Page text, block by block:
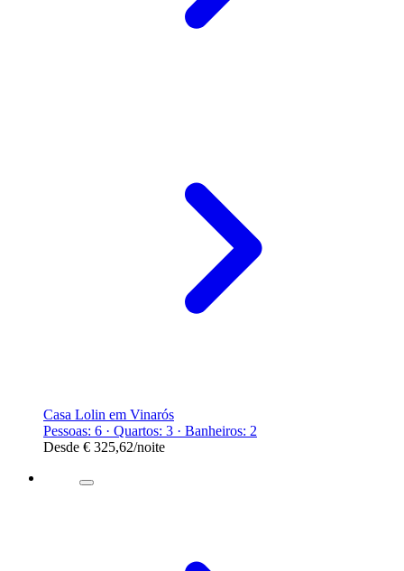
Casa Lolin em Vinarós
Pessoas: 6 · Quartos: 3 · Banheiros: 2
Desde € 325,62/noite